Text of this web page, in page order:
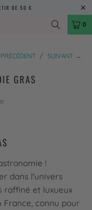
DE 50 €
0
/ SUIVANT →
GRAS
!
dans l'univers
raffiné et luxueux
connu pour